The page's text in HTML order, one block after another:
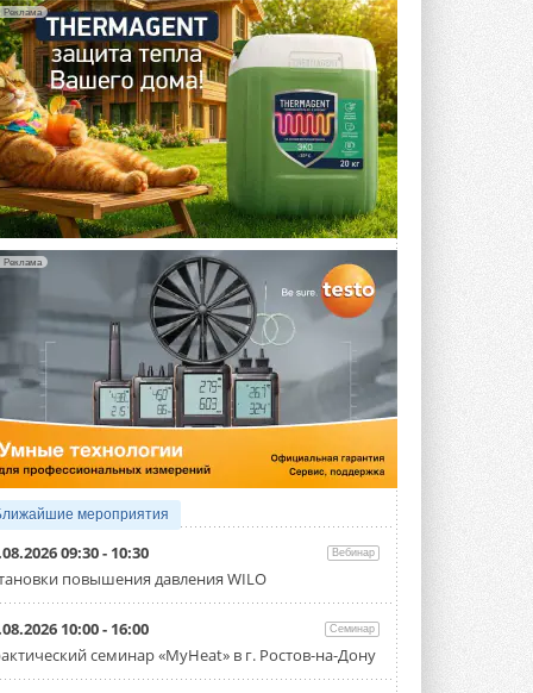
Тепловые насосы в связке с
солнечной генерацией и
накопителем снижают
потребление на 60%
Исследователи из Италии установили ...
ВЧЕРА
«РУСКЛИМАТ Fest 2026» в Уфе
собрал свыше 700 профи
климатической отрасли
Организатором выступил торгово-
производственный холдинг ...
3 АВГУСТА 2026
«Датарк» испытал модульный
ЦОД с плотностью 54 кВт на
стойку
Испытания прошли на собственной
производственной площадке и были ...
3 АВГУСТА 2026
Samsung выпускает VRF-
систему DVM на R32
Линейка включает семь типоразмеров
производительностью от 22,4 до 56 кВт.
Суммарная длина трубопроводов ...
3 АВГУСТА 2026
«СиСофт Девелопмент» подвел
итоги конкурса студенческих
проектов «ТИМ-лидеры 2026»
Новый сезон конкурса «ТИМ-лидеры»
стартует уже в сентябре 2026 года ...
3 АВГУСТА 2026
Реклама
Реклама
мероприятия
09:30 - 10:30 Вебинар
повышения давления WILO
10:00 - 16:00 Семинар
семинар «MyHeat» в г. Ростов-на-Дону